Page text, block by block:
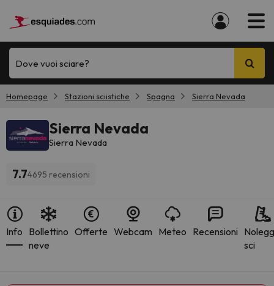
Dove vuoi sciare?
Homepage Stazioni sciistiche Spagna Sierra Nevada
Sierra Nevada
Sierra Nevada
7.74695 recensioni
Info Bollettino
neve
Offerte Webcam Meteo Recensioni
sci